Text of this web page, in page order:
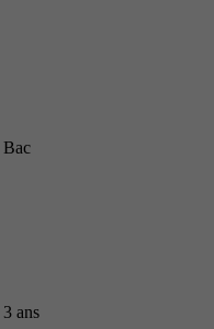
Bac
3 ans